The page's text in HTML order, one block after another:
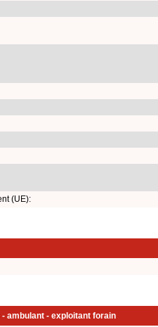
(UE):
ambulant - exploitant forain